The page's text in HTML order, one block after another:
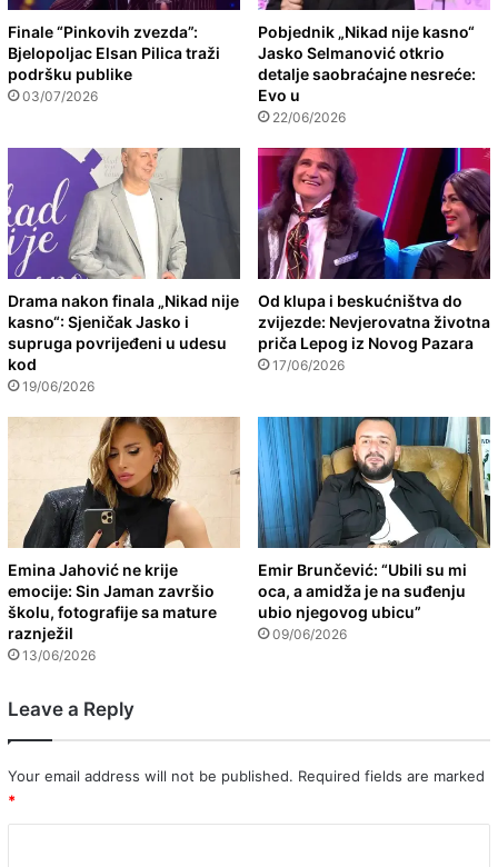
Finale “Pinkovih zvezda”:
Bjelopoljac Elsan Pilica traži
podršku publike
03/07/2026
Pobjednik „Nikad nije kasno“
Jasko Selmanović otkrio
detalje saobraćajne nesreće:
Evo u
22/06/2026
Drama nakon finala „Nikad nije
kasno“: Sjeničak Jasko i
supruga povrijeđeni u udesu
kod
19/06/2026
Od klupa i beskućništva do
zvijezde: Nevjerovatna životna
priča Lepog iz Novog Pazara
17/06/2026
Emina Jahović ne krije
emocije: Sin Jaman završio
školu, fotografije sa mature
raznježil
13/06/2026
Emir Brunčević: “Ubili su mi
oca, a amidža je na suđenju
ubio njegovog ubicu”
09/06/2026
Leave a Reply
Your email address will not be published. Required fields are marked
*